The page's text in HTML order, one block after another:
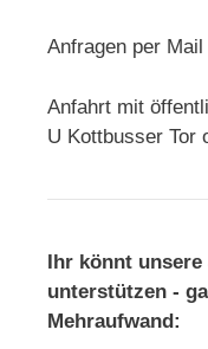
Anfragen per Mail
Anfahrt mit
U Kottbusser Tor
Ihr könnt
unterstützen -
Mehraufwand: